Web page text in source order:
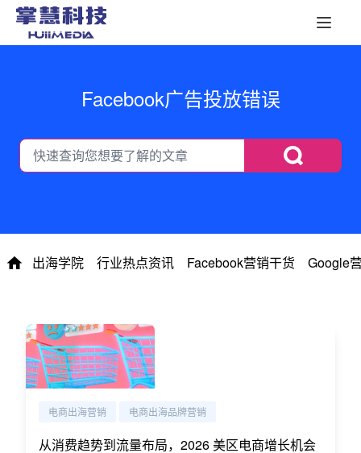
Facebook广告投放错误
出海学院 行业热点资讯 Facebook营销干货 Google
电商出海营销 电商出海品牌营销
从消费趋势到流量布局，2026 美区电商增长机会